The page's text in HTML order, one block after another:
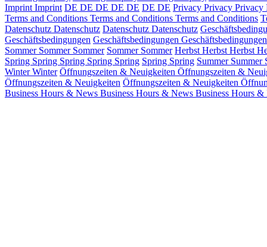
Imprint Imprint DE DE DE DE DE DE DE Privacy Privacy Privacy
Terms and Conditions Terms and Conditions Terms and Conditions
Datenschutz Datenschutz Datenschutz Datenschutz
Geschäftsbedingungen Geschäftsbedingungen Geschäftsbedingungen
Sommer Sommer Sommer Sommer Sommer Herbst Herbst Herbst
Spring Spring Spring Spring Spring Spring Spring Summer Summer
WinterWinter Öffnungszeiten & Neuigkeiten Öffnungszeiten &
Öffnungszeiten & Neuigkeiten Öffnungszeiten & Neuigkeiten
Business Hours & News Business Hours & News Business Hours &